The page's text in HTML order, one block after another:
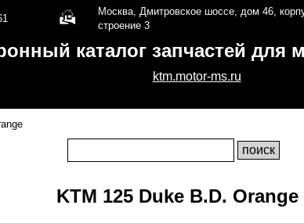
Москва, Дмитровское шоссе, дом 46,
строение 3
каталог запчастей для
ktm.motor-ms.ru
KTM 125 Duke B.D. Orange